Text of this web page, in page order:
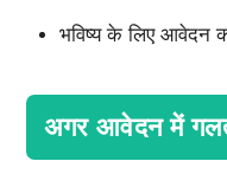
भविष्य के लिए आवेदन
अगर आवेदन में